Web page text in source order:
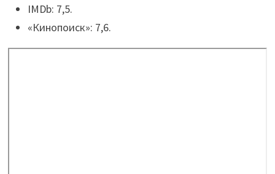
IMDb: 7,5.
«Кинопоиск»: 7,6.